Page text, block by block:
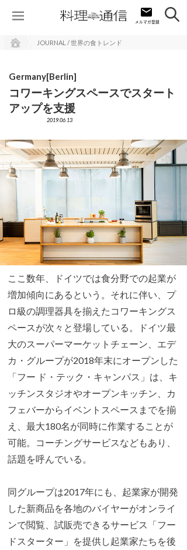
JOURNAL / 世界の食トレンド
Germany[Berlin]
コワーキングスペースでスタート
アップを支援
2019.06.13
ここ数年、ドイツでは食分野での起業が
増加傾向にあるという。それに伴い、プ
ロ級の調理器具を揃えたコワーキングス
ペースが次々と登場している。ドイツ最
大のスーパーマーケットチェーン、エデ
カ・グループが2018年末にオープンした
「フー ド・テック・キャンパス」は、キ
ッチンスタジオやオープンキッチン、カ
フェバーからイベントスペースまでを揃
え、最大180名が同時に作業することが
可能。コーチングサービスなどもあり、
話題を呼んでいる。
同グループは2017年にも、起業家が開発
した新商品を各地のバイヤーがオンライ
ンで閲覧、試販売できるサービス「フー
ドスターター」を提供し起業家たちを後